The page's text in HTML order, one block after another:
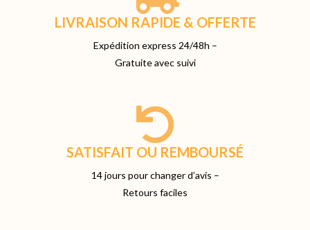
LIVRAISON RAPIDE & OFFERTE
Expédition express 24/48h –
Gratuite avec suivi
SATISFAIT OU REMBOURSÉ
14 jours pour changer d’avis –
Retours faciles